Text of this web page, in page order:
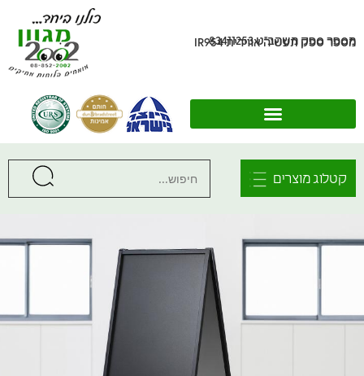
מספר ספק משהב"ט 83411253
מספר ספק תעשיה אווירית IR954
קטלוג מוצרים